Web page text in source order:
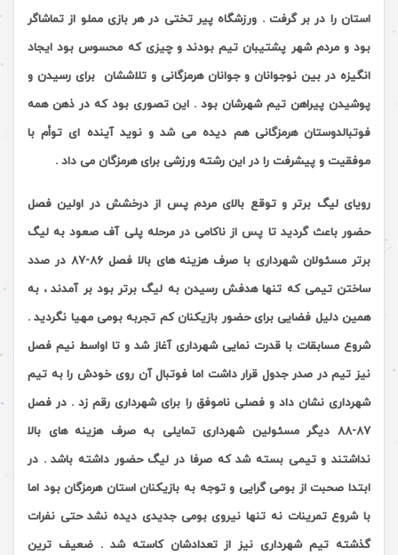
استان را در بر گرفت . ورزشگاه پیر تختی در هر بازی مملو از تماشاگر
بود و مردم شهر پشتیبان تیم بودند و چیزی که محسوس بود ایجاد
انگیزه در بین نوجوانان و جوانان هرمزگانی و تلاششان برای رسیدن و
پوشیدن پیراهن تیم شهرشان بود . این تصوری بود که در ذهن همه
فوتبالدوستان هرمزگانی هم دیده می شد و نوید آینده ای توأم با
موفقیت و پیشرفت را در این رشته ورزشی برای هرمزگان می داد .
رویای لیگ برتر و توقع بالای مردم پس از درخشش در اولین فصل
حضور باعث گردید تا پس از ناکامی در مرحله پلی آف صعود به لیگ
برتر مسئولان شهرداری با صرف هزینه های بالا فصل 86-87 در صدد
ساختن تیمی که تنها هدفش رسیدن به لیگ برتر بود بر آمدند ، به
همین دلیل فضایی برای حضور بازیکنان کم تجربه بومی مهیا نگردید .
شروع مسابقات با قدرت نمایی شهرداری آغاز شد و تا اواسط نیم فصل
نیز تیم در صدر جدول قرار داشت اما فوتبال آن روی خودش را به تیم
شهرداری نشان داد و فصلی ناموفق را برای شهرداری رقم زد . در فصل
87-88 دیگر مسئولین شهرداری تمایلی به صرف هزینه های بالا
نداشتند و تیمی بسته شد که صرفا در لیگ حضور داشته باشد . در
ابتدا صحبت از بومی گرایی و توجه به بازیکنان استان هرمزگان بود اما
با شروع تمرینات نه تنها نیروی بومی جدیدی دیده نشد حتی نفرات
گذشته تیم شهرداری نیز از تعدادشان کاسته شد . ضعیف ترین